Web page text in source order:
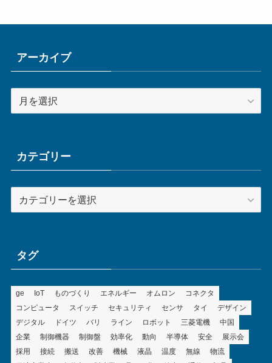
アーカイブ
ー
ブカテゴリー
テ
ータグ
ge IoT ものづくり エネルギー オムロン
コネクタ
コンピュータ
スイッチ セキュリティ センサ タイ
デザイン
デジタル
ドイツ バリ ライン ロボット 三菱電機
中国
企業
制御機器 制御盤 効率化 動向 半導体 安全
展示会
採用
接続 搬送 改善 機械 液晶 温度 無線
物流